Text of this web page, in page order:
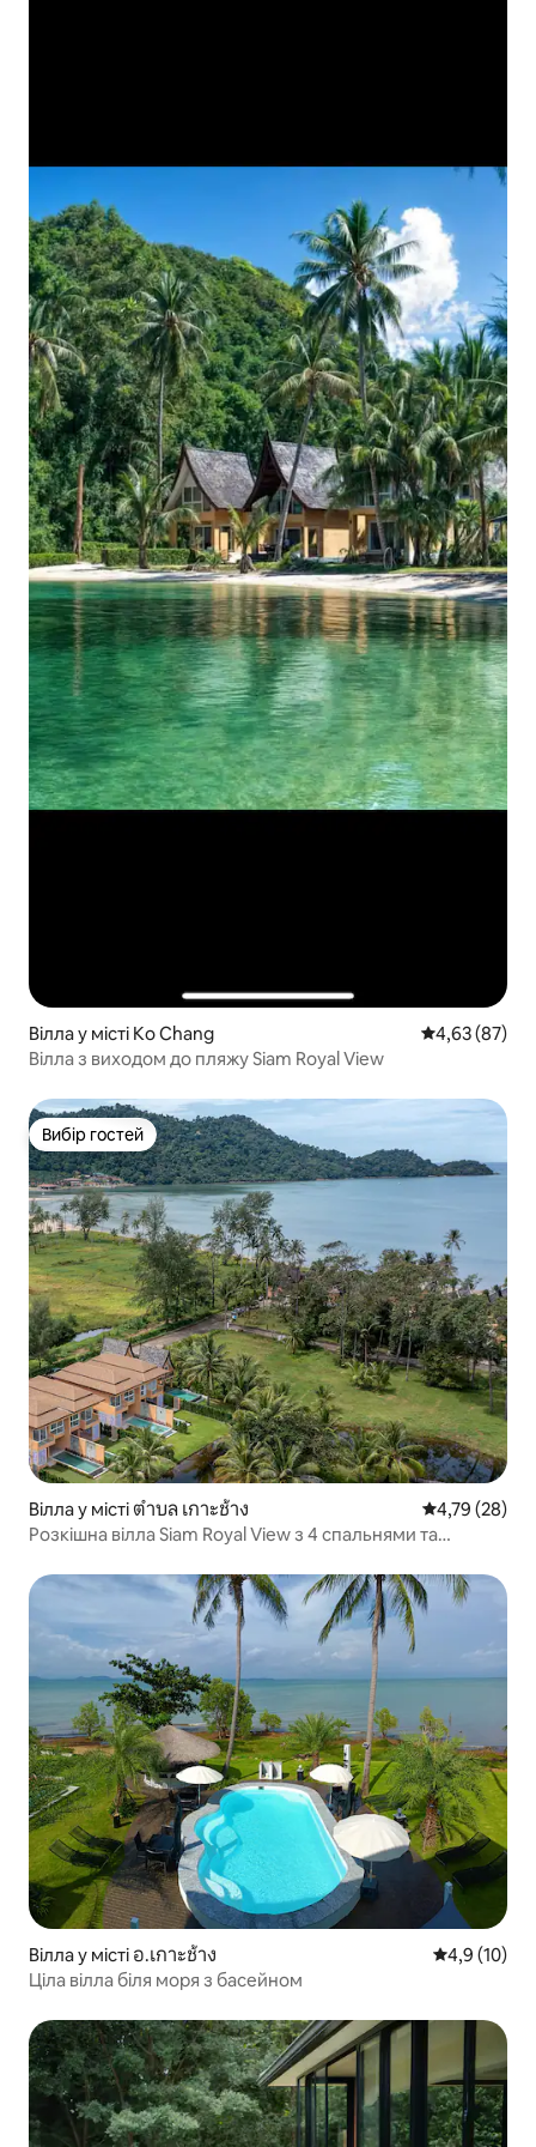
Вілла у місті Ko Chang Середня
4,63 (87)
Вілла з виходом до пляжу Siam Royal View
Вибір гостей
Вибір гостей
Вілла у місті ตำบล เกาะช้าง Середня
4,79 (28)
Розкішна вілла Siam Royal View з 4 спальнями та
Вілла у місті อ.เกาะช้าง Середня
4,9 (10)
Ціла вілла біля моря з басейном